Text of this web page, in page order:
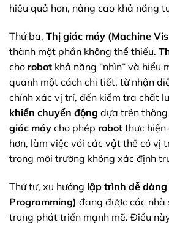
hiệu quả hơn, nâng cao khả năng
Thứ ba, Thị giác máy (Machine
thành một phần không thể thiếu.
cho robot khả năng “nhìn” và hiểu
quanh một cách chi tiết, từ nhận
chính xác vị trí, đến kiểm tra chất
khiển chuyển động dựa trên
giác máy cho phép robot thực
hơn, làm việc với các vật thể có vị
trong môi trường không xác định
Thứ tư, xu hướng lập trình dễ dàng
Programming) đang được các nhà
trung phát triển mạnh mẽ. Điều